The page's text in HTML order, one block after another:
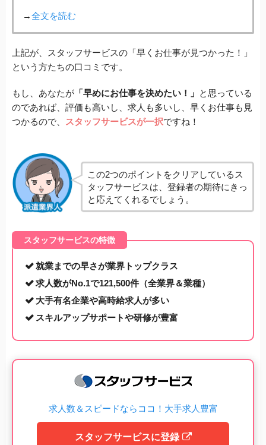
→全文を読む
上記が、スタッフサービスの「早くお仕事が見つかった！」
という方たちの口コミです。
もし、あなたが 「早めにお仕事を決めたい！」 と思っている
のであれば、評価も高いし、求人も多いし、早くお仕事も見
つかるので、
スタッフサービスが一択ですね！
この2つのポイントをクリアしているス
タッフサービスは、登録者の期待にきっ
と応えてくれるでしょう。
スタッフサービスの特徴
就業までの早さが業界トップクラス
求人数がNo.1で121,500件（全業界＆業種）
大手有名企業や高時給求人が多い
スキルアップサポートや研修が豊富
求人数＆スピードならココ！大手求人豊富
スタッフサービスに登録